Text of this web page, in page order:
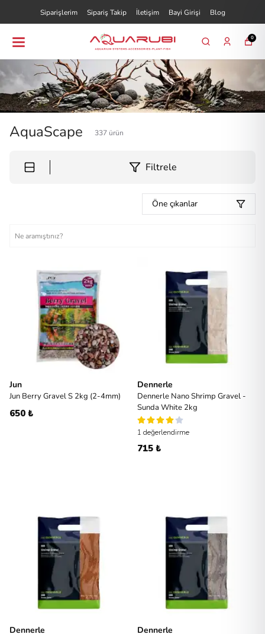
Siparişlerim Sipariş Takip İletişim Bayi Girişi Blog
0
AquaScape 337 ürün
Filtrele
Öne çıkanlar
Jun
Jun Berry Gravel S 2kg (2-4mm)
650 ₺
Dennerle
Dennerle Nano Shrimp Gravel -
Sunda White 2kg
1 değerlendirme
715 ₺
Dennerle Dennerle